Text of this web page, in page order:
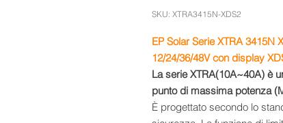
SKU: XTRA3415N-XDS2
EP Solar Serie XTRA 3415N
12/24/36/48V con display
La serie XTRA(10A~40A) è
punto di massima potenza
È progettato secondo lo